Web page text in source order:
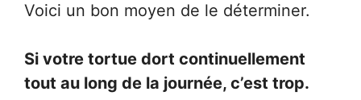
Voici un bon moyen de le déterminer.
Si votre tortue dort continuellement
tout au long de la journée, c’est trop.